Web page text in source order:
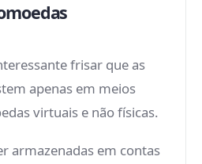
frisar que as
apenas em meios
virtuais e não físicas.
armazenadas em contas